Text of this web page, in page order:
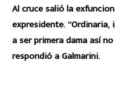
Al cruce salió la
expresidente.
a ser primera dama así
respondió a Galmarini.